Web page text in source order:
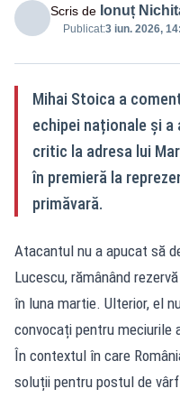
Scris de Ionuț
Publicat:3 iun. 2026,
Mihai Stoica a
echipei naționale și
critic la adresa lui
în premieră la
primăvară.
Atacantul nu a apucat să
Lucescu, rămânând
în luna martie. Ulterior, el
convocați pentru meciurile
În contextul în care
soluții pentru postul de